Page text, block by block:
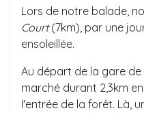
Lors de notre balade,
Court(7km), par une
ensoleillée.
Au départ de la gare de
marché durant 2,3km
l'entrée de la forêt. Là,